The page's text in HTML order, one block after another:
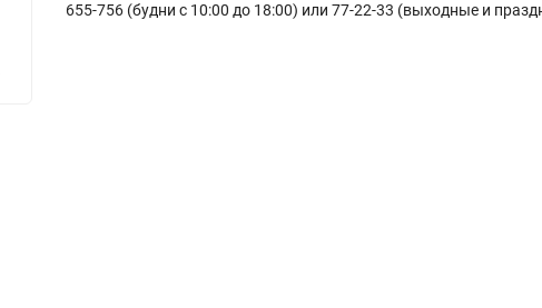
655-756 (будни с 10:00 до 18:00) или 77-22-33 (выходные и